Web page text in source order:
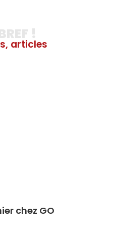
!
articles
chez GO